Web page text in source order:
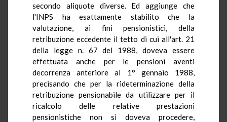
secondo aliquote diverse. Ed aggiunge che
l'INPS ha esattamente stabilito che la
valutazione, ai fini pensionistici, della
retribuzione eccedente il tetto di cui all'art. 21
della legge n. 67 del 1988, doveva essere
effettuata anche per le pensioni aventi
decorrenza anteriore al 1° gennaio 1988,
precisando che per la rideterminazione della
retribuzione pensionabile da utilizzare per il
ricalcolo delle relative prestazioni
pensionistiche non si doveva procedere,